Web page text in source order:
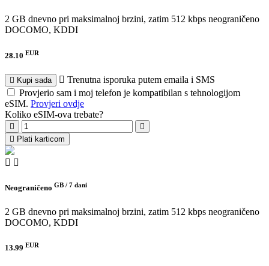
2 GB dnevno pri maksimalnoj brzini, zatim 512 kbps neograničeno
DOCOMO, KDDI
28.10 EUR
Kupi sada
Trenutna isporuka putem emaila i SMS
Provjerio sam i moj telefon je kompatibilan s tehnologijom
eSIM. Provjeri ovdje
Koliko eSIM-ova trebate?
Plati karticom
Neograničeno GB / 7 dani
2 GB dnevno pri maksimalnoj brzini, zatim 512 kbps neograničeno
DOCOMO, KDDI
13.99 EUR